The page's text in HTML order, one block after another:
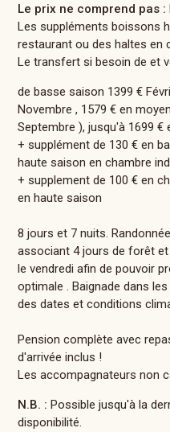
Le prix ne comprend pas :
Les suppléments boissons
restaurant ou des haltes en
Le transfert si besoin de et
de basse saison 1399 €
Novembre , 1579 € en
Septembre ), jusqu'à 1699
+ supplément de 130 € en
haute saison en chambre
+ supplement de 100 € en
en haute saison
8 jours et 7 nuits.
associant 4 jours de forêt
le vendredi afin de pouvoir
optimale . Baignade dans
des dates et conditions
Pension complète avec
d'arrivée inclus !
Les accompagnateurs non
N.B. : Possible jusqu'à la
disponibilité.